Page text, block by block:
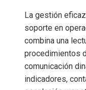
La gestión
soporte en
combina una
procedimientos
comunicación
indicadores,